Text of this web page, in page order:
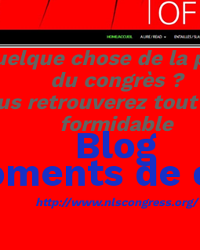
chose de
du congrès ?
retrouverez
formidable
Blog
de
http://www.nlscongress.org/